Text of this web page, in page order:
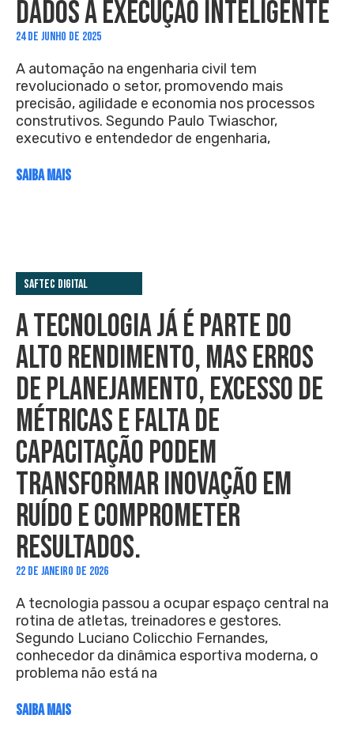
DADOS À EXECUÇÃO INTELIGENTE
24 DE JUNHO DE 2025
A automação na engenharia civil tem
revolucionado o setor, promovendo mais
precisão, agilidade e economia nos processos
construtivos. Segundo Paulo Twiaschor,
executivo e entendedor de engenharia,
SAIBA MAIS
Saftec Digital
A TECNOLOGIA JÁ É PARTE DO
ALTO RENDIMENTO, MAS ERROS
DE PLANEJAMENTO, EXCESSO DE
MÉTRICAS E FALTA DE
CAPACITAÇÃO PODEM
TRANSFORMAR INOVAÇÃO EM
RUÍDO E COMPROMETER
RESULTADOS.
22 DE JANEIRO DE 2026
A tecnologia passou a ocupar espaço central na
rotina de atletas, treinadores e gestores.
Segundo Luciano Colicchio Fernandes,
conhecedor da dinâmica esportiva moderna, o
problema não está na
SAIBA MAIS